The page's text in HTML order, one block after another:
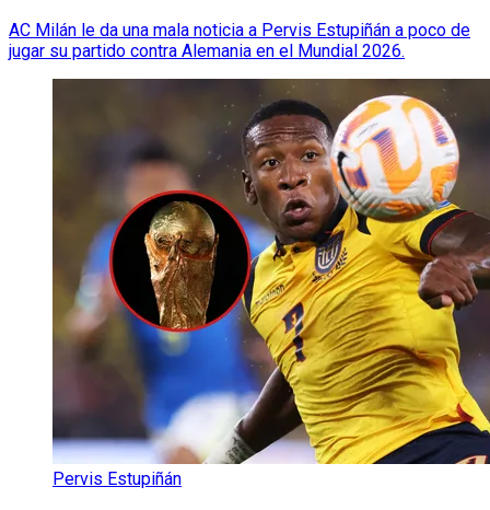
AC Milán le da una mala noticia a Pervis Estupiñán a poco de
jugar su partido contra Alemania en el Mundial 2026.
Pervis Estupiñán